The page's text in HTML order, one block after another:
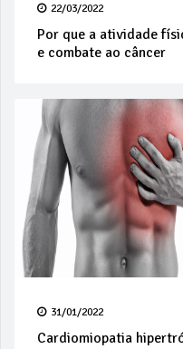
22/03/2022
Por que a atividade
e combate ao câncer
31/01/2022
Cardiomiopatia